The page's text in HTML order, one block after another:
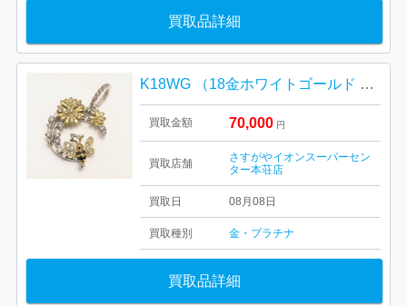
買取品詳細
K18WG （18金ホワイトゴールド 750）ペンダント トップ
買取金額 70,000 円
買取店舗
さすがやイオンスーパーセン
ター本荘店
買取日 08月08日
買取種別 金・プラチナ
買取品詳細